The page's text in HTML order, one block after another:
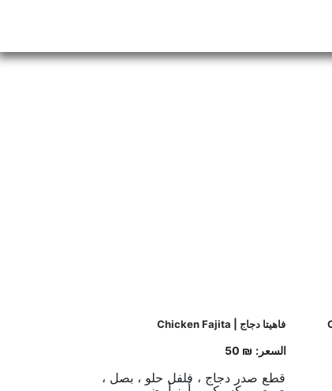
فاهيتا دجاج | Chicken Fajita
السعر: ₪ 50
قطع صدر دجاج ، فلفل حلو ، بصل ،